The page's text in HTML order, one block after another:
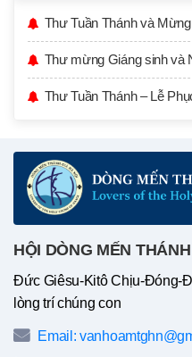
Thư Tuần Thánh và
Thư mừng Giáng sinh và
Thư Tuần Thánh – Lễ
HỘI DÒNG MẾN
Đức Giêsu-Kitô Chịu-Đóng-
lòng trí chúng con
Email: